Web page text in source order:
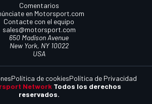
Comentarios
en Motorsport.com
Contacte con el equipo
sales@motorsport.com
650 Madison Avenue
New York, NY 10022
USA
Network Todos los derechos
reservados.
Política de cookiesPolítica de Privacidad